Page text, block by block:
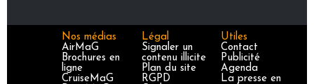
Nos médias
AirMaG
Brochures en
ligne
CruiseMaG
Légal
Signaler un
contenu illicite
Plan du site
RGPD
Utiles
Contact
Publicité
Agenda
La presse en